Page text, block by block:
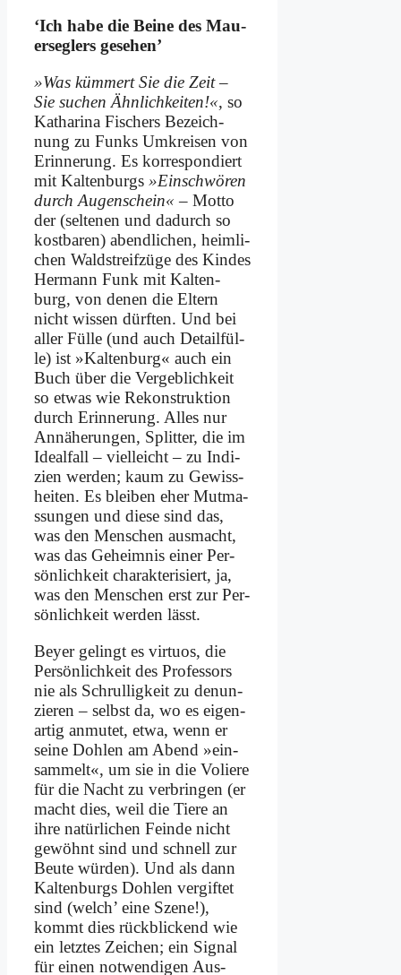
‘Ich ha­be die Bei­ne des Mau­
er­seg­lers ge­se­hen’
»Was küm­mert Sie die Zeit –
Sie su­chen Ähn­lich­kei­ten!«, so
Ka­tha­ri­na Fi­schers Be­zeich­
nung zu Funks Um­krei­sen von
Er­in­ne­rung. Es kor­re­spon­diert
mit Kal­ten­burgs »Ein­schwö­ren
durch Au­gen­schein« – Mot­to
der (sel­te­nen und da­durch so
kost­ba­ren) abend­li­chen, heim­li­
chen Wald­streif­zü­ge des Kin­des
Her­mann Funk mit Kal­ten­
burg, von de­nen die El­tern
nicht wis­sen dürf­ten. Und bei
al­ler Fül­le (und auch De­tail­fül­
le) ist »Kal­ten­burg« auch ein
Buch über die Ver­geb­lich­keit
so et­was wie Re­kon­struk­ti­on
durch Er­in­ne­rung. Al­les nur
An­nä­he­run­gen, Split­ter, die im
Ide­al­fall – viel­leicht – zu In­di­
zi­en wer­den; kaum zu Ge­wiss­
hei­ten. Es blei­ben eher Mut­ma­
ssun­gen und die­se sind das,
was den Men­schen aus­macht,
was das Ge­heim­nis ei­ner Per­
sön­lich­keit cha­rak­te­ri­siert, ja,
was den Men­schen erst zur Per­
sön­lich­keit wer­den lässt.
Bey­er ge­lingt es vir­tu­os, die
Per­sön­lich­keit des Pro­fes­sors
nie als Schrul­lig­keit zu de­nun­
zie­ren – selbst da, wo es ei­gen­
ar­tig an­mu­tet, et­wa, wenn er
sei­ne Doh­len am Abend »ein­
sam­melt«, um sie in die Vo­lie­re
für die Nacht zu ver­brin­gen (er
macht dies, weil die Tie­re an
ih­re na­tür­li­chen Fein­de nicht
ge­wöhnt sind und schnell zur
Beu­te wür­den). Und als dann
Kal­ten­burgs Doh­len ver­gif­tet
sind (welch’ ei­ne Sze­ne!),
kommt dies rück­blickend wie
ein letz­tes Zei­chen; ein Si­gnal
für ei­nen not­wen­di­gen Aus-